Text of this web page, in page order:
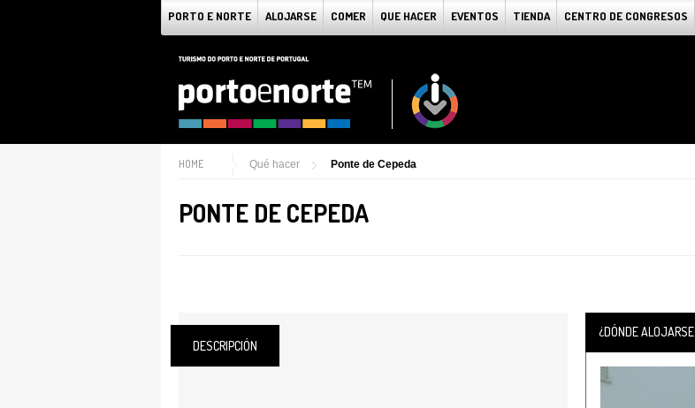
PORTO E NORTE ALOJARSE COMER QUE HACER EVENTOS TIENDA CENTRO DE CONGRESOS
HOME Qué hacer Ponte de Cepeda
PONTE DE CEPEDA
DESCRIPCIÓN
¿DÓNDE ALOJARSE